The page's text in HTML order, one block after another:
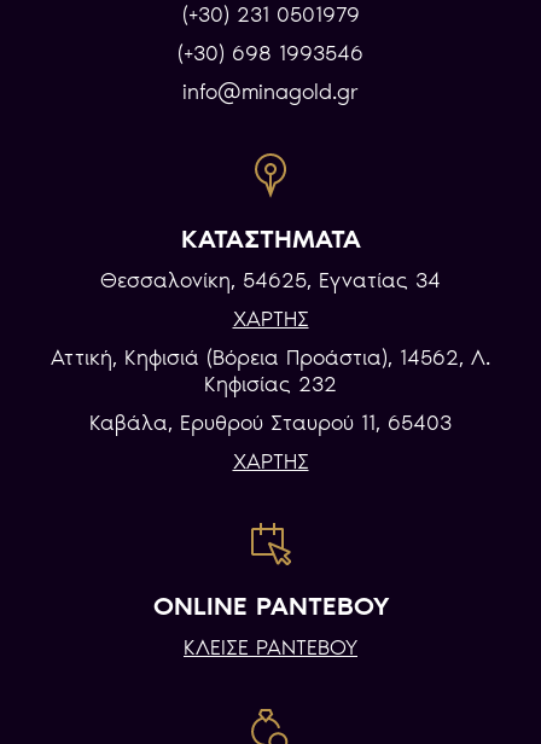
(+30) 231 0501979
(+30) 698 1993546
info@minagold.gr
ΚΑΤΑΣΤΗΜΑΤΑ
Θεσσαλονίκη, 54625, Εγνατίας 34
ΧΑΡΤΗΣ
Αττική, Κηφισιά (Βόρεια Προάστια), 14562, Λ.
Κηφισίας 232
Καβάλα, Eρυθρού Σταυρού 11, 65403
ΧΑΡΤΗΣ
ONLINE ΡΑΝΤΕΒΟΥ
ΚΛΕΙΣΕ ΡΑΝΤΕΒΟΥ